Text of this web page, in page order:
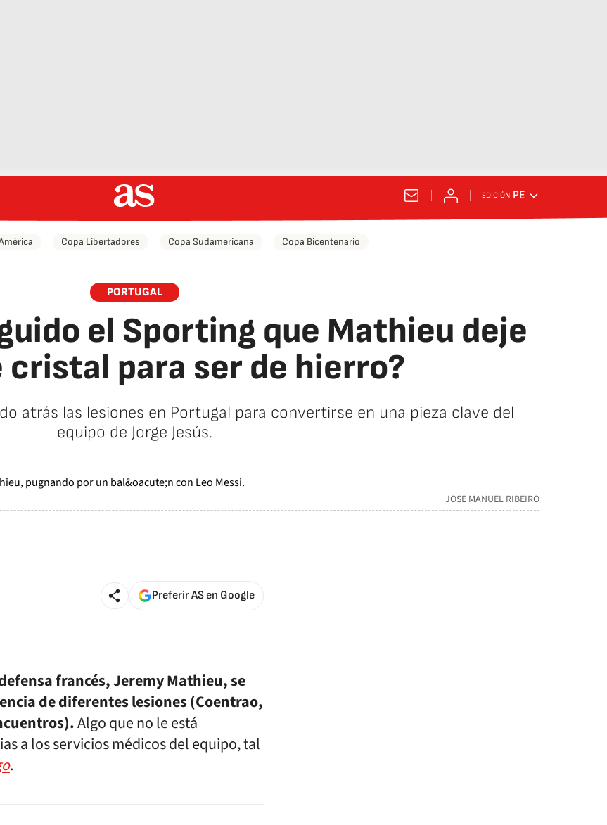
EDICIÓN PE
Copa Libertadores Copa Sudamericana Copa Bicentenario
PORTUGAL
el Sporting que Mathieu deje
cristal para ser de hierro?
atrás las lesiones en Portugal para convertirse en una pieza clave del
equipo de Jorge Jesús.
JOSE MANUEL RIBEIRO
Preferir AS en Google
francés, Jeremy Mathieu, se
de diferentes lesiones (Coentrao,
Algo que no le está
a los servicios médicos del equipo, tal
.